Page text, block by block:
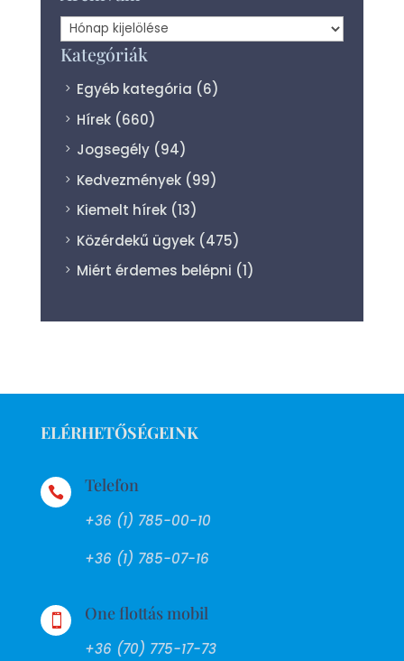
Archívum
Kategóriák
Egyéb kategória (6)
Hírek (660)
Jogsegély (94)
Kedvezmények (99)
Kiemelt hírek (13)
Közérdekű ügyek (475)
Miért érdemes belépni (1)
ELÉRHETŐSÉGEINK
 Telefon
+36 (1) 785-00-10
+36 (1) 785-07-16
 One flottás mobil
+36 (70) 775-17-73